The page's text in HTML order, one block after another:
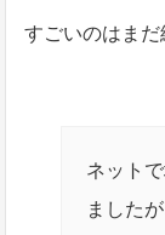
すごいのはまだ
ネット
ましたが